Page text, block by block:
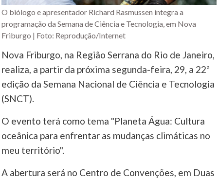
O biólogo e apresentador Richard Rasmussen integra a
programação da Semana de Ciência e Tecnologia, em Nova
Friburgo | Foto: Reprodução/Internet
Nova Friburgo, na Região Serrana do Rio de Janeiro,
realiza, a partir da próxima segunda-feira, 29, a 22ª
edição da Semana Nacional de Ciência e Tecnologia
(SNCT).
O evento terá como tema "Planeta Água: Cultura
oceânica para enfrentar as mudanças climáticas no
meu território".
A abertura será no Centro de Convenções, em Duas